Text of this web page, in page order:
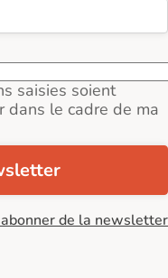
saisies soient
dans le cadre de ma
de la newsletter